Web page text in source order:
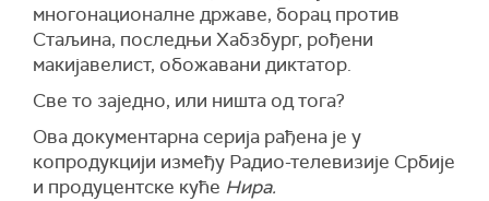
многонационалне државе, борац против
Стаљина, последњи Хабзбург, рођени
макијавелист, обожавани диктатор.
Све то заједно, или ништа од тога?
Ова документарна серија рађена је у
копродукцији између Радио-телевизије Србије
и продуцентске куће Нира.